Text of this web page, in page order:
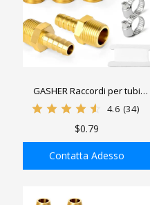
AGGIUNGI ALLA
GASHER Raccordi per tubi
dell'aria, Raccordi per tubi
con filettatura NPT maschio
4.6 (34)
$0.79
Contatta Adesso